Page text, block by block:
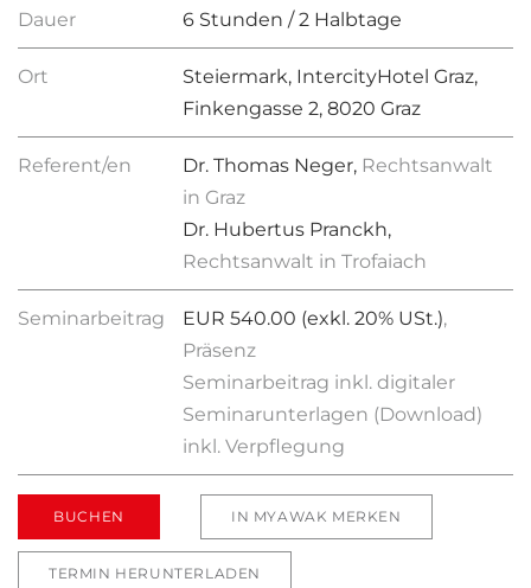
Dauer 6 Stunden / 2 Halbtage
Ort
Steiermark, IntercityHotel Graz,
Finkengasse 2, 8020 Graz
Referent/en Dr. Thomas Neger, Rechtsanwalt
in Graz
Dr. Hubertus Pranckh,
Rechtsanwalt in Trofaiach
Seminarbeitrag EUR 540.00 (exkl. 20% USt.),
Präsenz
Seminarbeitrag inkl. digitaler
Seminarunterlagen (Download)
inkl. Verpflegung
BUCHEN IN MYAWAK MERKEN
TERMIN HERUNTERLADEN